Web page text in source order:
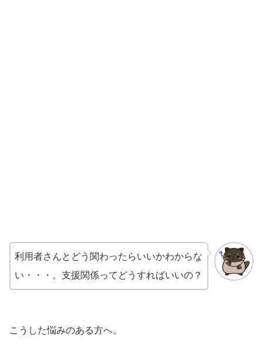
利用者さんとどう関わったらいいかわからな
い・・・。支援関係ってどうすればいいの？
こうした悩みのある方へ。